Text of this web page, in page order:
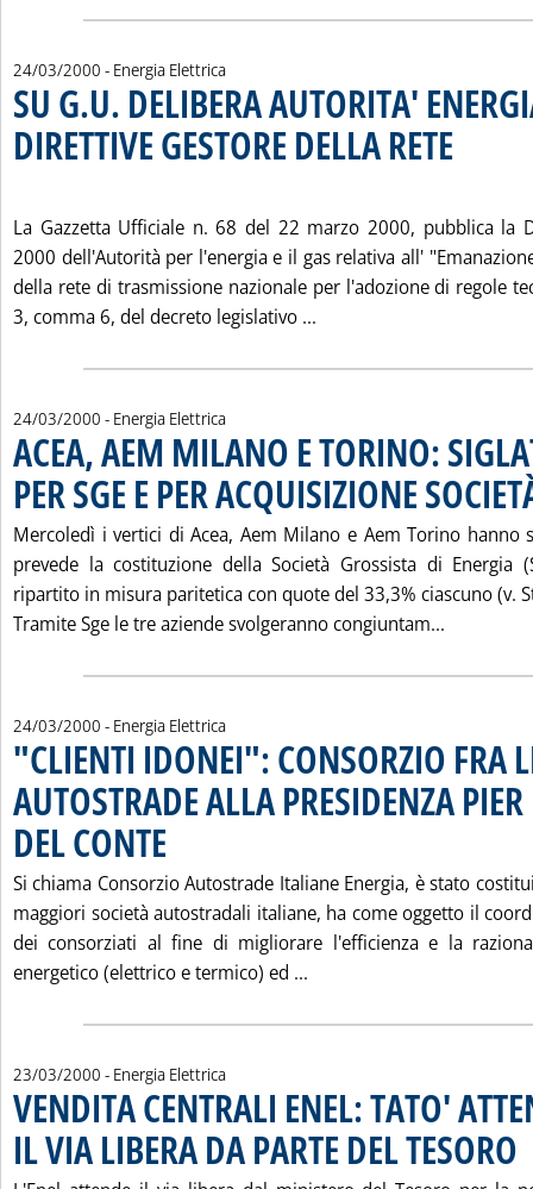
24/03/2000 - Energia Elettrica
SU G.U. DELIBERA AUTORITA'
DIRETTIVE GESTORE DELLA RETE
. Pubblicata venerdì 24 marzo 2000 alle 16.33.
La Gazzetta Ufficiale n. 68 del 22 marzo 2000, pubblica la
2000 dell'Autorità per l'energia e il gas relativa all'
della rete di trasmissione nazionale per l'adozione di regole
3, comma 6, del decreto legislativo ...
24/03/2000 - Energia Elettrica
ACEA, AEM MILANO E TORINO:
PER SGE E PER ACQUISIZIONE
Mercoledì i vertici di Acea, Aem Milano e Aem Torino hanno
prevede la costituzione della Società Grossista di Energia
ripartito in misura paritetica con quote del 33,3% ciascuno (v.
Tramite Sge le tre aziende svolgeranno congiuntam...
24/03/2000 - Energia Elettrica
"CLIENTI IDONEI": CONSORZIO FRA
AUTOSTRADE ALLA PRESIDENZA
DEL CONTE
. Pubblicata venerdì 24 marzo 2000 alle 16.28.
Si chiama Consorzio Autostrade Italiane Energia, è stato
maggiori società autostradali italiane, ha come oggetto il
dei consorziati al fine di migliorare l'efficienza e la
energetico (elettrico e termico) ed ...
23/03/2000 - Energia Elettrica
VENDITA CENTRALI ENEL: TATO'
IL VIA LIBERA DA PARTE DEL TESORO